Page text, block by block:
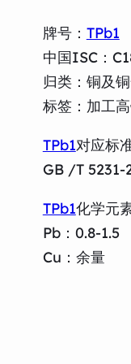
牌号： TPb1
中国ISC：
归类：铜及
标签：加工
TPb1对应标
GB /T 5231-
TPb1化学元
Pb：0.8-1.5
Cu：余量